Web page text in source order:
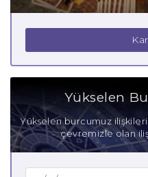
Yükselen
Yükselen burcumuz
çevremizle olan